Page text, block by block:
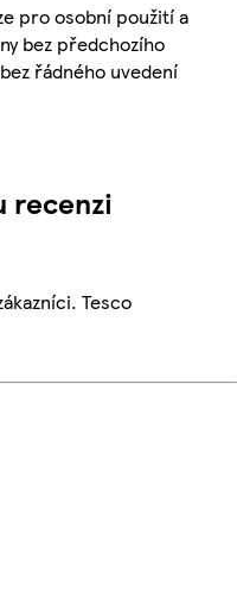
pro osobní použití a
bez předchozího
řádného uvedení
recenzi
Tesco